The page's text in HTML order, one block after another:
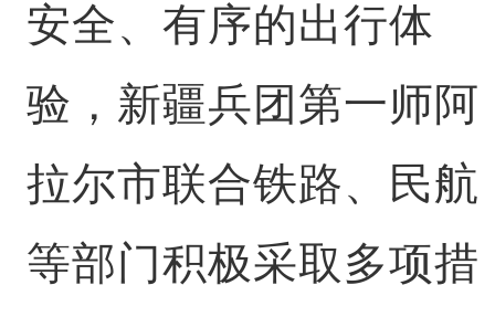
安全、有序的出行体
验， 新疆兵团第一师阿
拉尔市联合铁路、民航
等部门积极采取多项措